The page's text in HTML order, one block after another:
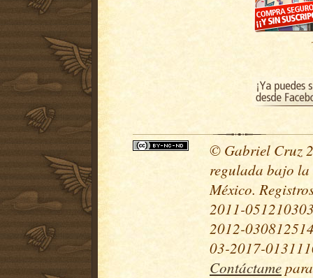
© Gabriel Cruz
regulada bajo la
México.
2011-
2012-
03-2017-
Contáctame